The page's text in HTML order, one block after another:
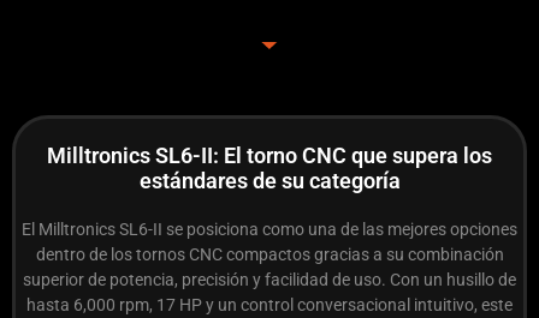
Milltronics SL6-II: El torno CNC que supera los
estándares de su categoría
El Milltronics SL6-II se posiciona como una de las mejores opciones
dentro de los tornos CNC compactos gracias a su combinación
superior de potencia, precisión y facilidad de uso. Con un husillo de
hasta 6,000 rpm, 17 HP y un control conversacional intuitivo, este